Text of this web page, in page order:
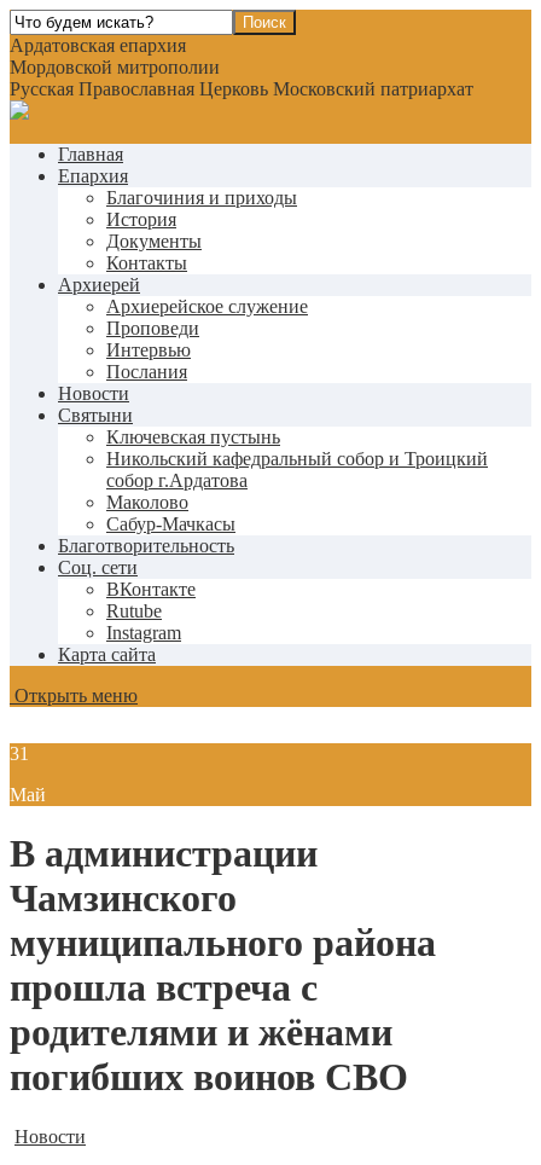
Ардатовская епархия
Мордовской митрополии
Русская Православная Церковь Московский патриархат
Главная
Епархия
Благочиния и приходы
История
Документы
Контакты
Архиерей
Архиерейское служение
Проповеди
Интервью
Послания
Новости
Святыни
Ключевская пустынь
Никольский кафедральный собор и Троицкий
собор г.Ардатова
Маколово
Сабур-Мачкасы
Благотворительность
Соц. сети
ВКонтакте
Rutube
Instagram
Карта сайта
Открыть меню
31
Май
В администрации
Чамзинского
муниципального района
прошла встреча с
родителями и жёнами
погибших воинов СВО
Новости